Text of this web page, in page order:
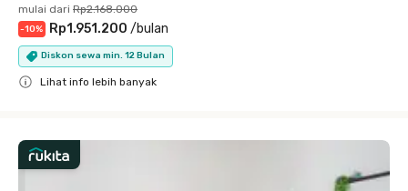
mulai dari Rp2.168.000
-10% Rp1.951.200 /bulan
Diskon sewa min. 12 Bulan
Lihat info lebih banyak